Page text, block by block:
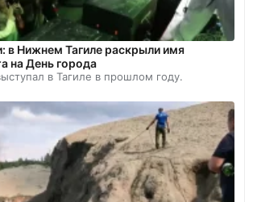
в Нижнем Тагиле раскрыли имя
на День города
в Тагиле в прошлом году.